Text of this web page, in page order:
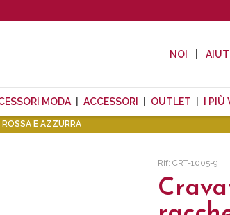
NOI
MODA ACCESSORI OUTLET I PIÙ
E AZZURRA
Rif: CRT-1005-9